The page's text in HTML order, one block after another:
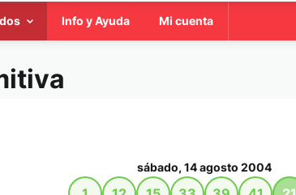
Info y Ayuda Mi cuenta
sábado, 14 agosto 2004